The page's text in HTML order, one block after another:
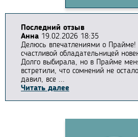
Последний отзыв
Анна 19.02.2026 18:35
Делюсь впечатлениями о Прайме!
счастливой обладательницей
Долго выбирала, но в Прайме
встретили, что сомнений не
давил, все ...
Читать далее